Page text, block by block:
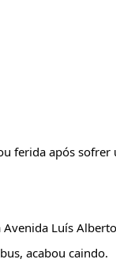
ferida após
Luís
acabou caindo.